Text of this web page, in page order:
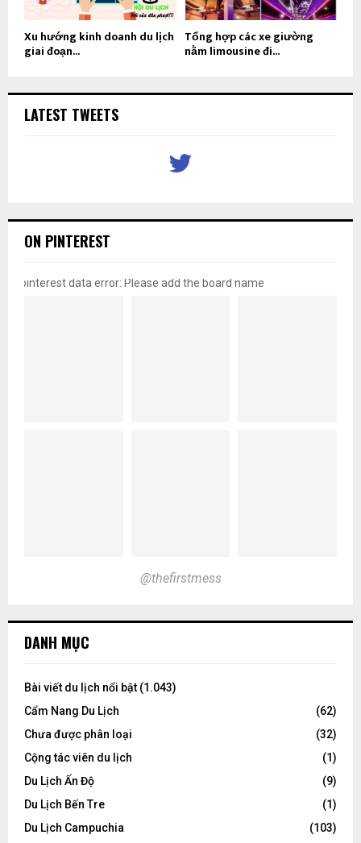
Xu hướng kinh doanh du lịch
giai đoạn...
Tổng hợp các xe giường
nằm limousine đi...
LATEST TWEETS
ON PINTEREST
pinterest data error: Please add the board name
@thefirstmess
DANH MỤC
Bài viết du lịch nổi bật (1.043)
Cẩm Nang Du Lịch
(62)
Chưa được phân loại
(32)
Cộng tác viên du lịch
(1)
Du Lịch Ấn Độ
(9)
Du Lịch Bến Tre
(1)
Du Lịch Campuchia
(103)